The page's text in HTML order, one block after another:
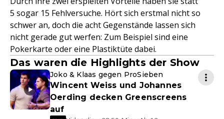
5 sogar 15 Fehlversuche. Hört sich erstmal nicht so
schwer an, doch die acht Gegenstände lassen sich
nicht gerade gut werfen: Zum Beispiel sind eine
Pokerkarte oder eine Plastiktüte dabei.
Das waren die Highlights der Show
Joko & Klaas gegen ProSieben
Wincent Weiss und Johannes
Oerding decken Greenscreens
auf